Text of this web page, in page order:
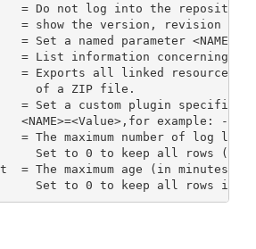
= Do not log into the repository
= show the version, revision and
= Set a named parameter
= List information concerning
= Exports all linked resources
file.
= Set a custom plugin specific
example: -
= The maximum number of log
to keep all rows
= The maximum age (in
keep all rows